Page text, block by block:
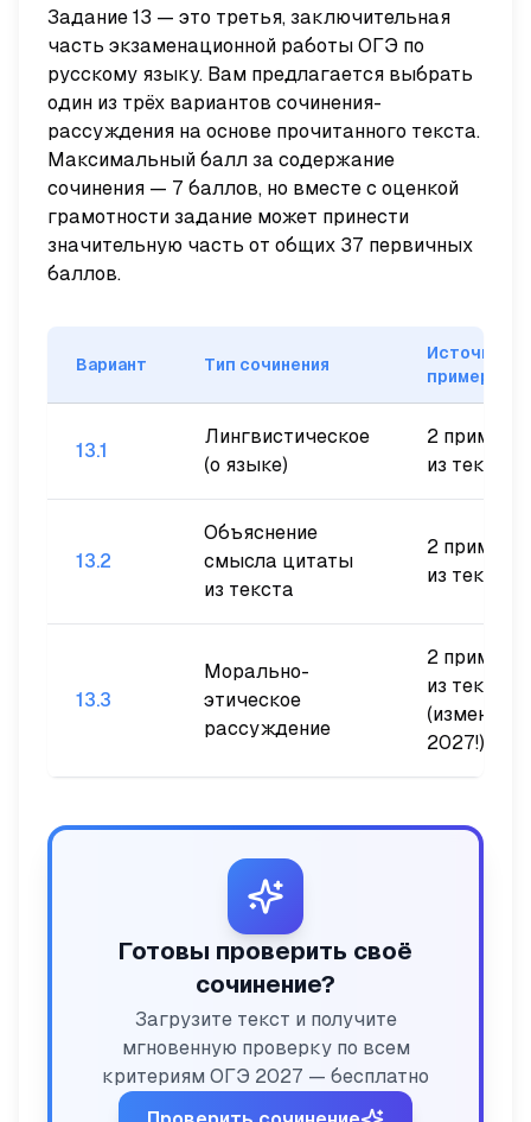
Задание 13 — это третья, заключительная
часть экзаменационной работы ОГЭ по
русскому языку. Вам предлагается выбрать
один из трёх вариантов сочинения-
рассуждения на основе прочитанного текста.
Максимальный балл за содержание
сочинения — 7 баллов, но вместе с оценкой
грамотности задание может принести
значительную часть от общих 37 первичных
баллов.
Вариант Тип сочинения
Источник
примеров
13.1
Лингвистическое
(о языке)
2 примера
из текста
13.2
Объяснение
смысла цитаты
из текста
2 примера
из текста
13.3
Морально-
этическое
рассуждение
2 примера
из текста
(изменение
2027!)
Готовы проверить своё
сочинение?
Загрузите текст и получите
мгновенную проверку по всем
критериям ОГЭ 2027 — бесплатно